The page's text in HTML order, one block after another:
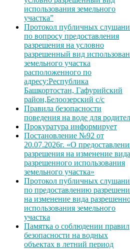
использования земельного
участка”
Протокол публичных
по вопросу предоставления
разрешения на условно
разрешенный вид
земельного участка
расположенного по
адресу:Республика
Башкортостан, Гафурийский
район,Белоозерский с/с
Правила безопасности
поведения на воде для
Прокуратура информирует
Постановление №92 от
20.07.2026г. «О
разрешения на изменение вида
разрешенного использования
земельного участка»
Протокол публичных
по предоставлению
на изменение вида
использования земельного
участка
Памятка о соблюдении правил
безопасности на водных
объектах в летний период